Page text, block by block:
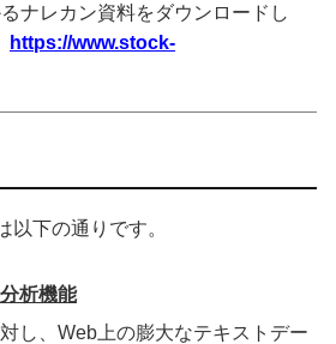
ナレカン資料をダウンロードし
https://www.stock-
以下の通りです。
析機能
し、Web上の膨大なテキストデー